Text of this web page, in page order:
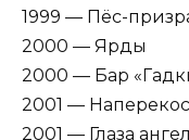
1999 — Пёс-
2000 — Ярды
2000 — Бар
2001 —
2001 — Глаза